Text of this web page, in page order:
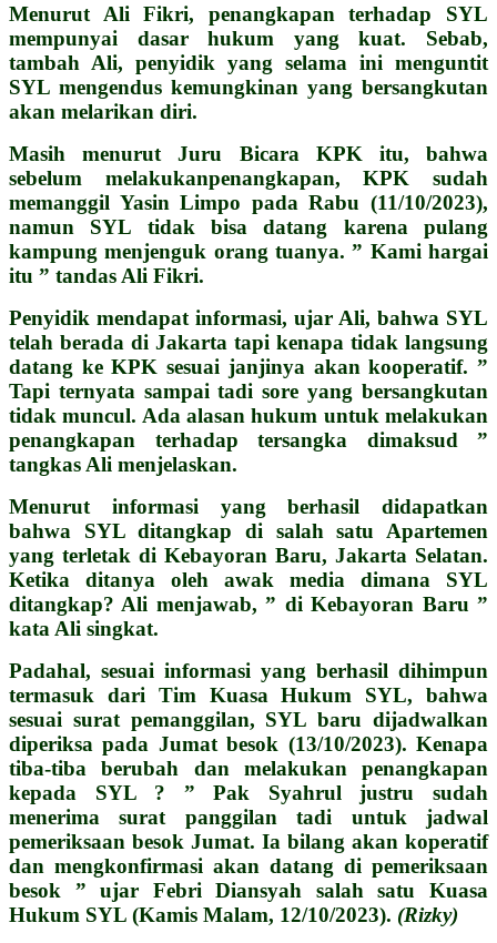
Menurut Ali Fikri, penangkapan terhadap SYL
mempunyai dasar hukum yang kuat. Sebab,
tambah Ali, penyidik yang selama ini menguntit
SYL mengendus kemungkinan yang bersangkutan
akan melarikan diri.
Masih menurut Juru Bicara KPK itu, bahwa
sebelum melakukanpenangkapan, KPK sudah
memanggil Yasin Limpo pada Rabu (11/10/2023),
namun SYL tidak bisa datang karena pulang
kampung menjenguk orang tuanya. ” Kami hargai
itu ” tandas Ali Fikri.
Penyidik mendapat informasi, ujar Ali, bahwa SYL
telah berada di Jakarta tapi kenapa tidak langsung
datang ke KPK sesuai janjinya akan kooperatif. ”
Tapi ternyata sampai tadi sore yang bersangkutan
tidak muncul. Ada alasan hukum untuk melakukan
penangkapan terhadap tersangka dimaksud ”
tangkas Ali menjelaskan.
Menurut informasi yang berhasil didapatkan
bahwa SYL ditangkap di salah satu Apartemen
yang terletak di Kebayoran Baru, Jakarta Selatan.
Ketika ditanya oleh awak media dimana SYL
ditangkap? Ali menjawab, ” di Kebayoran Baru ”
kata Ali singkat.
Padahal, sesuai informasi yang berhasil dihimpun
termasuk dari Tim Kuasa Hukum SYL, bahwa
sesuai surat pemanggilan, SYL baru dijadwalkan
diperiksa pada Jumat besok (13/10/2023). Kenapa
tiba-tiba berubah dan melakukan penangkapan
kepada SYL ? ” Pak Syahrul justru sudah
menerima surat panggilan tadi untuk jadwal
pemeriksaan besok Jumat. Ia bilang akan koperatif
dan mengkonfirmasi akan datang di pemeriksaan
besok ” ujar Febri Diansyah salah satu Kuasa
Hukum SYL (Kamis Malam, 12/10/2023). (Rizky)